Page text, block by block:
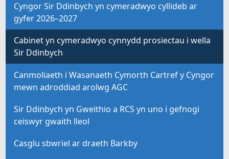
Cyngor Sir Ddinbych yn cymeradwyo cyllideb ar
gyfer 2026–2027
Cabinet yn cymeradwyo cynnydd prosiectau i wella
Sir Ddinbych
Canmoliaeth i Wasanaeth Cymorth Cartref y Cyngor
mewn adroddiad arolwg AGC
Sir Ddinbych yn Gweithio a RCS yn uno i gefnogi
ceiswyr gwaith lleol
Casglu sbwriel ar draeth Barkby